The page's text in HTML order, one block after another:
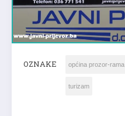
OZNAKE općina prozor-rama
turizam